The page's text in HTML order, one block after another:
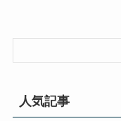
人気記事